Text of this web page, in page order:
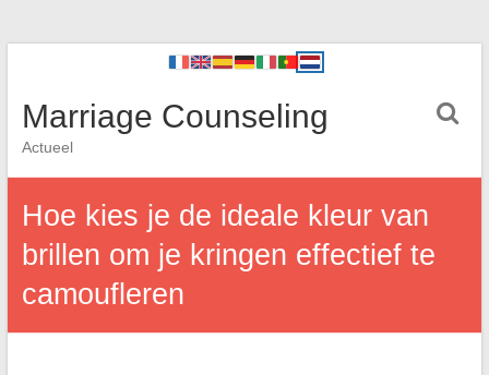
Marriage Counseling
Actueel
Hoe kies je de ideale kleur van
brillen om je kringen effectief te
camoufleren